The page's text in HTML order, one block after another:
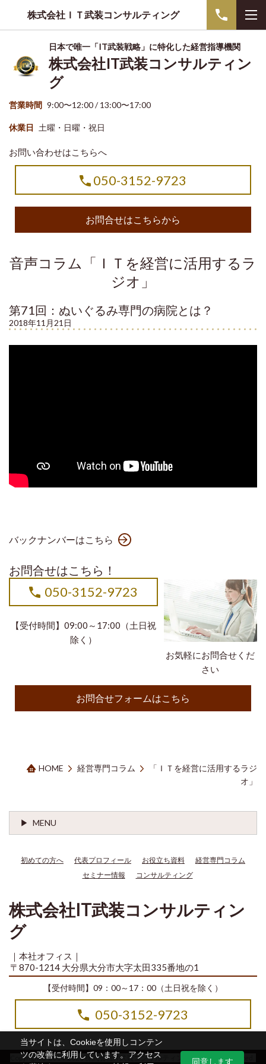
当サイトは、Cookieを使用しコンテン
ツの改善に利用しています。アクセス
同意します
株式会社ＩＴ武装コンサルティング
日本で唯一「IT武装戦略」に特化した経営指導機関
株式会社IT武装コンサルティン
グ
営業時間 9:00〜12:00 / 13:00〜17:00
休業日 土曜・日曜・祝日
お問い合わせはこちらへ
050-3152-9723
お問合せはこちらから
音声コラム「ＩＴを経営に活用するラ
ジオ」
第71回：ぬいぐるみ専門の病院とは？
2018年11月21日
バックナンバーはこちら
お問合せはこちら！
お気軽にお問合せくだ
さい
050-3152-9723
【受付時間】09:00～17:00（土日祝
除く）
お問合せフォームはこちら
HOME 経営専門コラム
「ＩＴを経営に活用するラジ
オ」
MENU
初めての方へ 代表プロフィール お役立ち資料
経営専門コラム
セミナー情報
コンサルティング
株式会社IT武装コンサルティン
グ
｜本社オフィス｜
〒870-1214 大分県大分市大字太田335番地の1
【受付時間】09：00～17：00（土日祝を除く）
050-3152-9723
Copyright© 2014-2026 株式会社IT武装コンサルティング All Rights Reserved.